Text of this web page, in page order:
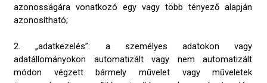
azonosságára vonatkozó egy vagy több tényező alapján
azonosítható;
2. „adatkezelés”: a személyes adatokon vagy
adatállományokon automatizált vagy nem automatizált
módon végzett bármely művelet vagy műveletek